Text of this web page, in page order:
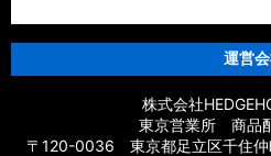
運営
株式会社
東京営業所 商品
〒120-0036 東京都足立区千住